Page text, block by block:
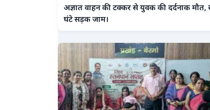
अज्ञात वाहन की टक्कर से युवक की दर्दनाक मौत,
घंटे सड़क जाम।